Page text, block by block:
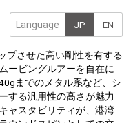
Language JP EN
プさせた高い剛性を有する
ービングルアーを自在に
までのメタル系など、シ
する汎用性の高さが魅力
ャスタビリティが、港湾